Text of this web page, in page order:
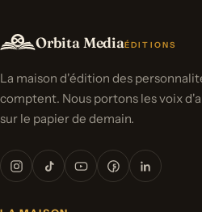
Orbita MediaÉDITIONS
La maison d'édition des
comptent. Nous portons les voix
sur le papier de demain.